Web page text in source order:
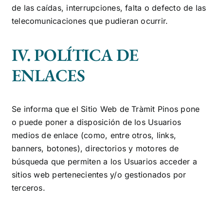
de las caídas, interrupciones, falta o defecto de las
telecomunicaciones que pudieran ocurrir.
IV. POLÍTICA DE
ENLACES
Se informa que el Sitio Web deTràmit Pinos pone
o puede poner a disposición de los Usuarios
medios de enlace (como, entre otros, links,
banners, botones), directorios y motores de
búsqueda que permiten a los Usuarios acceder a
sitios web pertenecientes y/o gestionados por
terceros.